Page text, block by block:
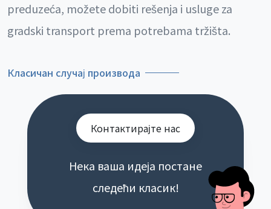
preduzeća, možete dobiti rešenja i usluge za
gradski transport prema potrebama tržišta.
Класичан случај производа
Контактирајте нас
Нека ваша идеја постане
следећи класик!